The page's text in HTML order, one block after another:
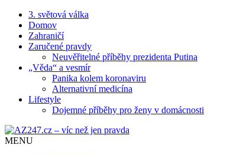
3. světová válka
Domov
Zahraničí
Zaručené pravdy
Neuvěřitelné příběhy prezidenta Putina
„Věda“ a vesmír
Panika kolem koronaviru
Alternativní medicína
Lifestyle
Dojemné příběhy pro ženy v domácnosti
MENU